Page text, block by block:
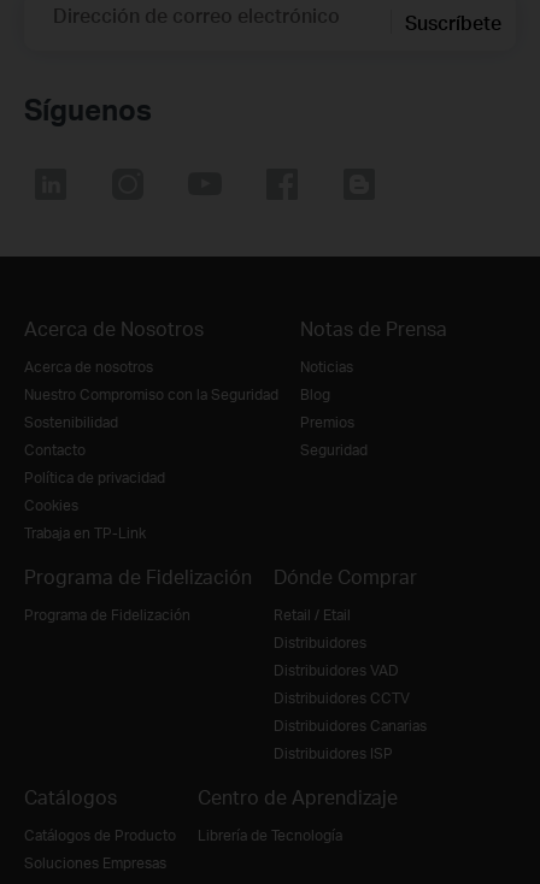
Dirección de correo electrónico Suscríbete
Síguenos
Acerca de Nosotros
Acerca de nosotros
Nuestro Compromiso con la Seguridad
Sostenibilidad
Contacto
Política de privacidad
Cookies
Trabaja en TP-Link
Notas de Prensa
Noticias
Blog
Premios
Seguridad
Programa de Fidelización
Programa de Fidelización
Dónde Comprar
Retail / Etail
Distribuidores
Distribuidores VAD
Distribuidores CCTV
Distribuidores Canarias
Distribuidores ISP
Catálogos
Catálogos de Producto
Soluciones Empresas
Centro de Aprendizaje
Librería de Tecnología